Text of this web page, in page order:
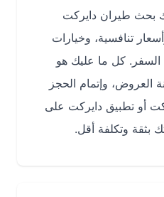
دايركت
وخيارات
كل ما عليك هو
وإتمام الحجز
تطبيق دايركت على
وتكلفة أقل.